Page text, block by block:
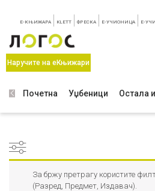
E-КЊИЖАРА KLETT ФРЕСКА E-УЧИОНИЦА E-УЧИ
Наручите на еКњижари
Почетна Уџбеници Остала
За бржу претрагу користите
(Разред, Предмет, Издавач).